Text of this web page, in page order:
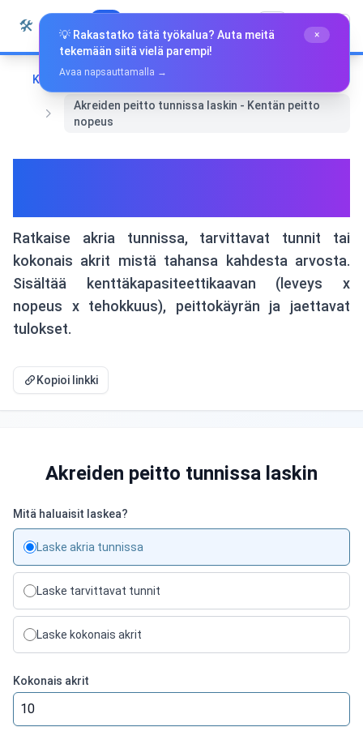
Siirry sisältöön
🛠️ Suomi
Koti
Erikoistyökalut
Akreiden peitto tunnissa laskin - Kentän peitto
nopeus
Ratkaise akria tunnissa, tarvittavat tunnit tai
kokonais akrit mistä tahansa kahdesta arvosta.
Sisältää kenttäkapasiteettikaavan (leveys x
nopeus x tehokkuus), peittokäyrän ja jaettavat
tulokset.
Kopioi linkki
Akreiden peitto tunnissa laskin
Mitä haluaisit laskea?
Laske akria tunnissa
Laske tarvittavat tunnit
Laske kokonais akrit
Kokonais akrit
💡 Rakastatko tätä työkalua? Auta meitä
tekemään siitä vielä parempi!
×
Avaa napsauttamalla →